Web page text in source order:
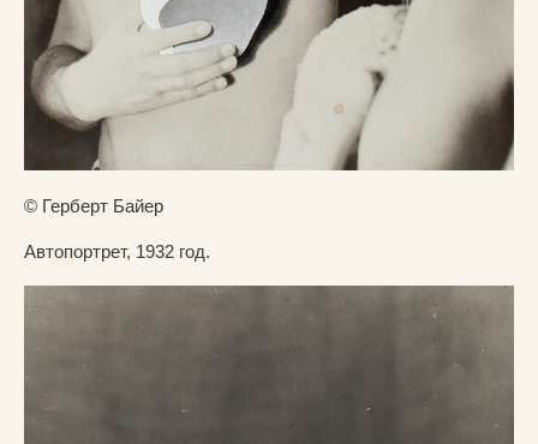
© Герберт Байер
Автопортрет, 1932 год.